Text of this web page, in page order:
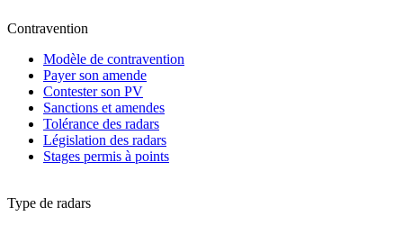
Contravention
Modèle de contravention
Payer son amende
Contester son PV
Sanctions et amendes
Tolérance des radars
Législation des radars
Stages permis à points
Type de radars